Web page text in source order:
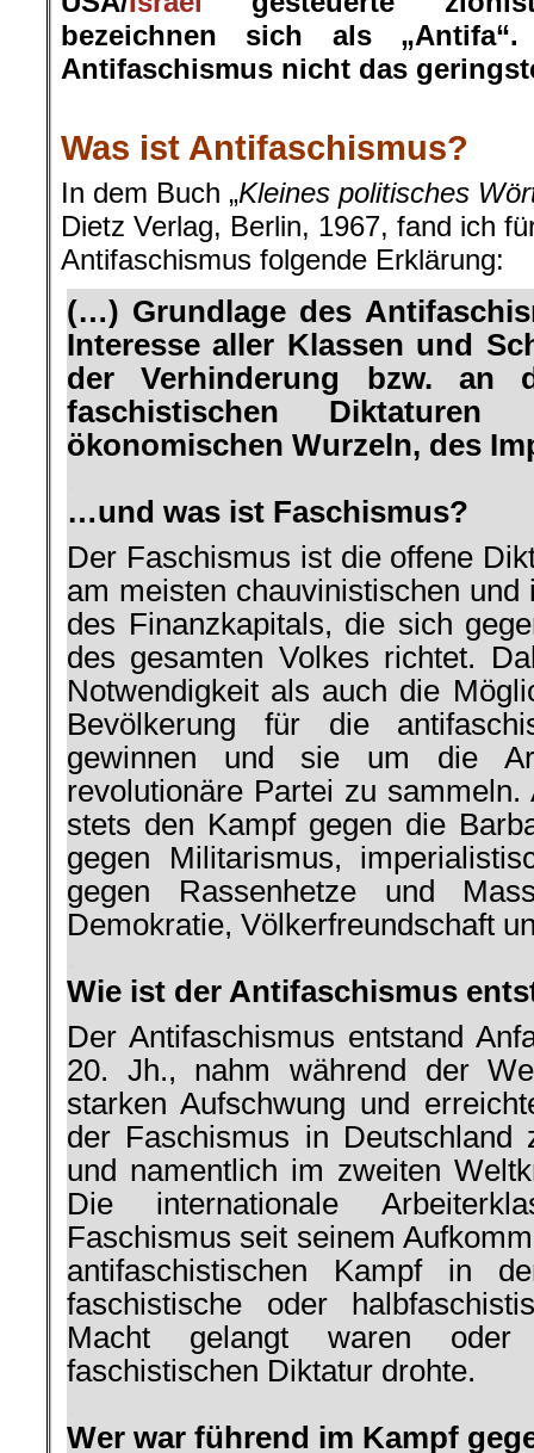
bezeichnen sich als
Antifaschismus nicht das
Was ist Antifaschismus?
In dem Buch „Kleines politisches
Dietz Verlag, Berlin, 1967, fand ich
Antifaschismus folgende Erklärung:
(…) Grundlage des
Interesse aller Klassen und
der Verhinderung bzw. an
faschisti­schen
ökonomischen Wurzeln, des
…und was ist Faschismus?
Der Faschismus ist die offene
am meisten chauvinistischen
des Finanzkapitals, die sich
des gesamten Volkes richtet.
Notwendigkeit als auch die
Bevölkerung für die
gewinnen und sie um die
revolutionäre Partei zu
stets den Kampf gegen die
gegen Militarismus,
gegen Rassenhetze und
Demokratie, Völkerfreundschaft
Wie ist der Antifaschismus
Der Antifaschismus entstand
20. Jh., nahm während der
starken Aufschwung und
der Faschismus in Deutschland
und nament­lich im zweiten
Die internatio­nale
Faschismus seit seinem
antifaschistischen Kampf in
faschistische oder
Macht gelangt waren
faschistischen Dik­tatur drohte.
Wer war führend im Kampf